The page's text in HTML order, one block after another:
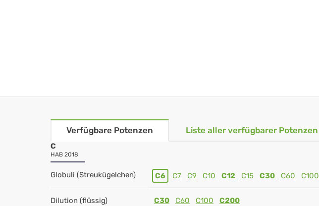
Verfügbare Potenzen Liste aller verfügbarer Potenzen
C
HAB 2018
Globuli (Streukügelchen) C6 C7 C9 C10 C12 C15 C30 C60 C100
Dilution (flüssig) C30 C60 C100 C200